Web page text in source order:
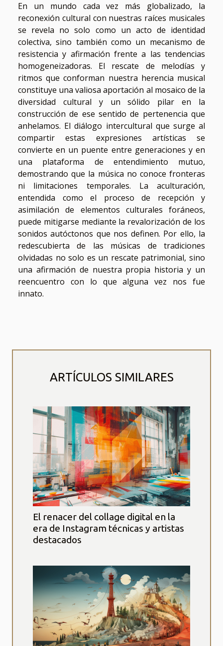
En un mundo cada vez más globalizado, la
reconexión cultural con nuestras raíces musicales
se revela no solo como un acto de identidad
colectiva, sino también como un mecanismo de
resistencia y afirmación frente a las tendencias
homogeneizadoras. El rescate de melodías y
ritmos que conforman nuestra herencia musical
constituye una valiosa aportación al mosaico de la
diversidad cultural y un sólido pilar en la
construcción de ese sentido de pertenencia que
anhelamos. El diálogo intercultural que surge al
compartir estas expresiones artísticas se
convierte en un puente entre generaciones y en
una plataforma de entendimiento mutuo,
demostrando que la música no conoce fronteras
ni limitaciones temporales. La aculturación,
entendida como el proceso de recepción y
asimilación de elementos culturales foráneos,
puede mitigarse mediante la revalorización de los
sonidos autóctonos que nos definen. Por ello, la
redescubierta de las músicas de tradiciones
olvidadas no solo es un rescate patrimonial, sino
una afirmación de nuestra propia historia y un
reencuentro con lo que alguna vez nos fue
innato.
ARTÍCULOS SIMILARES
El renacer del collage digital en la
era de Instagram técnicas y artistas
destacados